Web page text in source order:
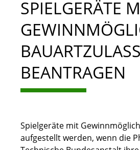
SPIELGERÄTE
BEANTRAGEN
Spielgeräte mit
aufgestellt werden, wenn die